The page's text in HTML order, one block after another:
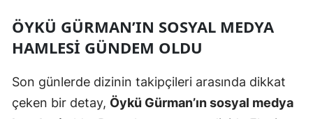
Manisa
Mardin
Muğla
ÖYKÜ GÜRMAN’IN SOSYAL MEDYA
HAMLESI GÜNDEM OLDU
Son günlerde dizinin takipçileri arasında dikkat
çeken bir detay, Öykü Gürman’ın sosyal medya